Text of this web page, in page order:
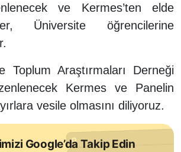
ve Kermes’ten elde
Üniversite öğrencilerine
Toplum Araştırmaları Derneği
Kermes ve Panelin
vesile olmasını diliyoruz.
Google’da Takip Edin